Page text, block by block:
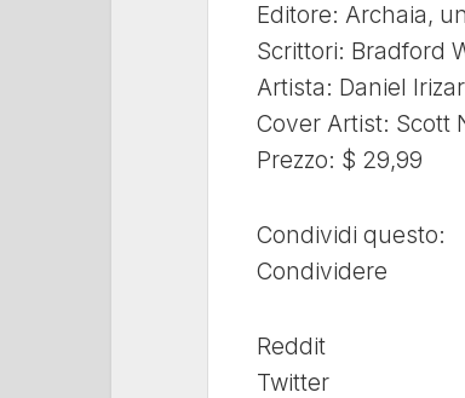
Editore: Archaia,
Scrittori: Bradford
Artista: Daniel
Cover Artist: Scott
Prezzo: $ 29,99
Condividi questo:
Condividere
Reddit
Twitter